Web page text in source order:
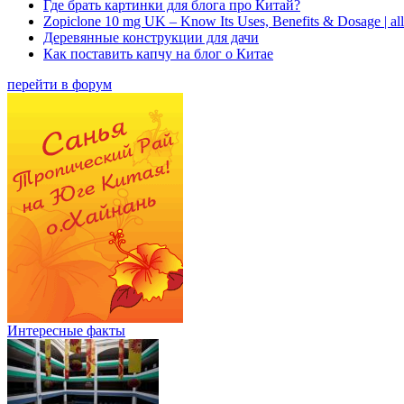
Где брать картинки для блога про Китай?
Zopiclone 10 mg UK – Know Its Uses, Benefits & Dosage |
Деревянные конструкции для дачи
Как поставить капчу на блог о Китае
перейти в форум
Интересные факты